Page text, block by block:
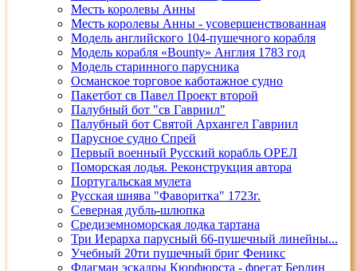
Месть королевы Анны
Месть королевы Анны - усовершенствованная
Модель английского 104-пушечного корабля
Модель корабля «Bounty» Англия 1783 год
Модель старинного парусника
Османское торговое каботажное судно
Пакетбот св Павел Проект второй
Палубный бот "св Гавриил"
Палубный бот Святой Архангел Гавриил
Парусное судно Спрей
Первый военный Русский корабль ОРЕЛ
Поморская лодья. Реконструкция автора
Португальская мулета
Русская шнява "Фаворитка" 1723г.
Северная дубль-шлюпка
Средиземноморская лодка тартана
Три Иерарха парусный 66-пушечный линейны...
Учебный 20ти пушечный бриг Феникс
Флагман эскадры Кюрфюрста - фрегат Берлин